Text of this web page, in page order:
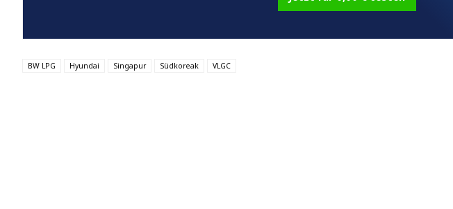
BW LPG Hyundai Singapur Südkoreak VLGC